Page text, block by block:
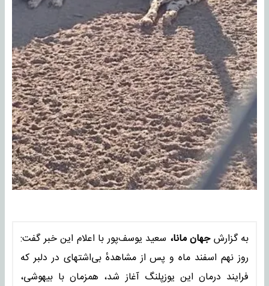
به گزارشجهان مانا، سعید یوسف‌پور با اعلام این خبر گفت:
روز نهم اسفند ماه و پس از مشاهدهٔ بی‌اشتهای در دلبر که
فرایند درمان این یوزپلنگ آغاز شد، همزمان با بیهوشی،